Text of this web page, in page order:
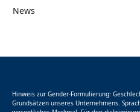
News
Hinweis zur Gender-Formulierung:
Grundsätzen unseres Unternehmens.